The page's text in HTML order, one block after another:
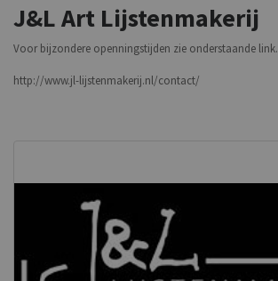
J&L Art Lijstenmakerij
Voor bijzondere openningstijden zie onderstaande link.
http://www.jl-lijstenmakerij.nl/contact/